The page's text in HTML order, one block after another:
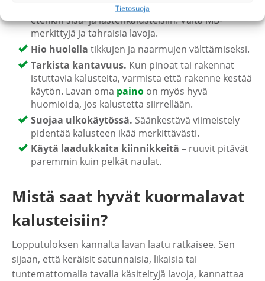
Tietosuoja
Valitse lämpökäsitelty (HT), puhdas lava
etenkin sisä- ja lastenkalusteisiin. Vältä MB-
merkittyjä ja tahraisia lavoja.
Hio huolella tikkujen ja naarmujen välttämiseksi.
Tarkista kantavuus. Kun pinoat tai rakennat
istuttavia kalusteita, varmista että rakenne kestää
käytön. Lavan oma painoon myös hyvä
huomioida, jos kalustetta siirrellään.
Suojaa ulkokäytössä. Säänkestävä viimeistely
pidentää kalusteen ikää merkittävästi.
Käytä laadukkaita kiinnikkeitä – ruuvit pitävät
paremmin kuin pelkät naulat.
Mistä saat hyvät kuormalavat
kalusteisiin?
Lopputuloksen kannalta lavan laatu ratkaisee. Sen
sijaan, että keräisit satunnaisia, likaisia tai
tuntemattomalla tavalla käsiteltyjä lavoja, kannattaa